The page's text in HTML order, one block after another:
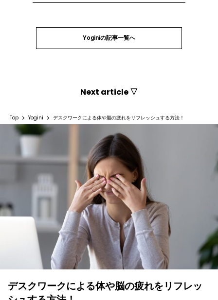
Yoginiの記事一覧へ
Next article ▽
Top Yogini デスクワークによる体や脳の疲れをリフレッシュする方法！
デスクワークによる体や脳の疲れをリフレッ